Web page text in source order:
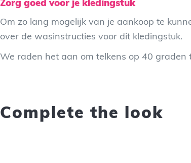
Zorg goed voor je kledingstuk
Om zo lang mogelijk van je aankoop te
over de wasinstructies voor dit kledingstuk.
We raden het aan om telkens op 40
Complete the look